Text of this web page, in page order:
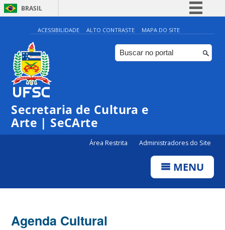
BRASIL
Simplifique!
Comunica BR
Participe
ACESSIBILIDADE ALTO CONTRASTE MAPA DO SITE
Secretaria de Cultura e
Arte | SeCArte
Área Restrita Administradores do Site
MENU
Agenda Cultural